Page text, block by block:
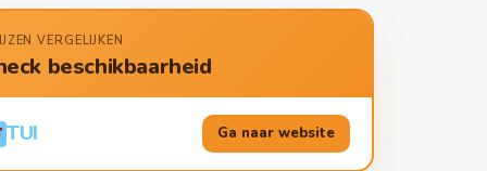
VERGELIJKEN
beschikbaarheid
TUI Ga naar website